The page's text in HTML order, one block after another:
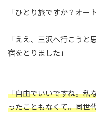
「ひとり旅ですか？オー
「ええ、三沢へ行こうと
宿をとりました」
「自由でいいですね。私
ったこともなくて。同世